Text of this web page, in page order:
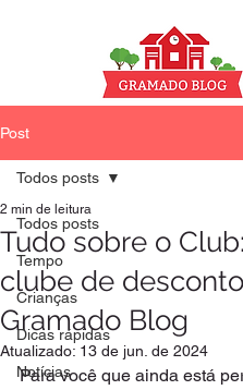
Post
Todos posts
Tempo
Crianças
Dicas rápidas
Notícias
Todos posts
Tudo sobre o
clube de
Gramado Blog
2 min de leitura
Atualizado: 13 de jun. de 2024
Para você que ainda está